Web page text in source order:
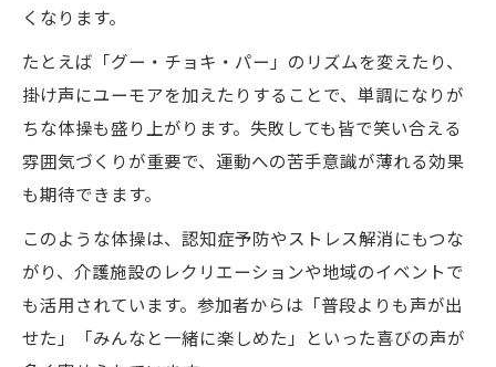
くなります。
たとえば「グー・チョキ・パー」のリズムを変えたり、
掛け声にユーモアを加えたりすることで、単調になりが
ちな体操も盛り上がります。失敗しても皆で笑い合える
雰囲気づくりが重要で、運動への苦手意識が薄れる効果
も期待できます。
このような体操は、認知症予防やストレス解消にもつな
がり、介護施設のレクリエーションや地域のイベントで
も活用されています。参加者からは「普段よりも声が出
せた」「みんなと一緒に楽しめた」といった喜びの声が